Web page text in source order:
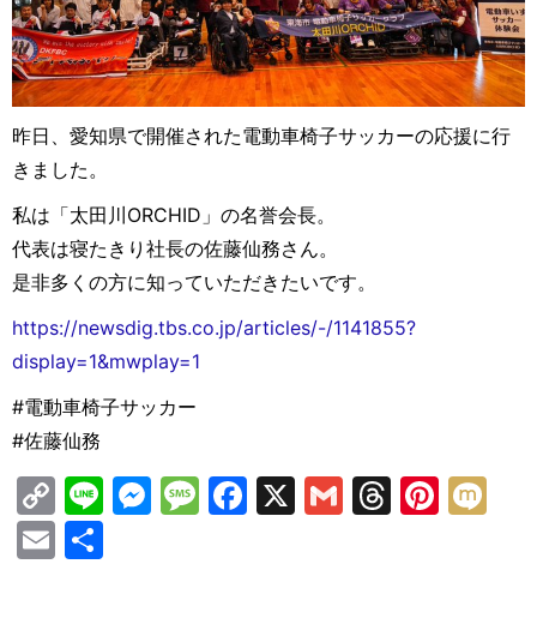
昨日、愛知県で開催された電動車椅子サッカーの応援に行
きました。
私は「太田川ORCHID」の名誉会長。
代表は寝たきり社長の佐藤仙務さん。
是非多くの方に知っていただきたいです。
https://newsdig.tbs.co.jp/articles/-/1141855?
display=1&mwplay=1
#電動車椅子サッカー
#佐藤仙務
C
o
p
Li M M F
X
G
T
Pi
E